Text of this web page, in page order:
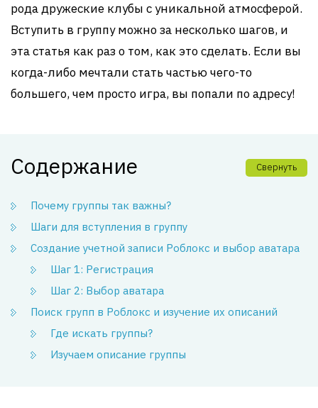
рода дружеские клубы с уникальной атмосферой.
Вступить в группу можно за несколько шагов, и
эта статья как раз о том, как это сделать. Если вы
когда-либо мечтали стать частью чего-то
большего, чем просто игра, вы попали по адресу!
Содержание Свернуть
Почему группы так важны?
Шаги для вступления в группу
Создание учетной записи Роблокс и выбор аватара
Шаг 1: Регистрация
Шаг 2: Выбор аватара
Поиск групп в Роблокс и изучение их описаний
Где искать группы?
Изучаем описание группы